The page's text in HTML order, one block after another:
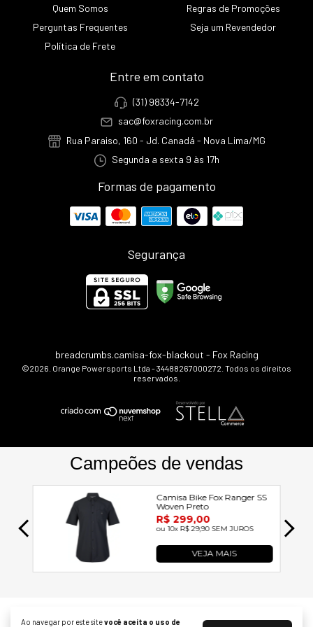
Ao navegar por este sitevocê aceita o uso de
Quem Somos
Perguntas Frequentes
Política de Frete
Regras de Promoções
Seja um Revendedor
Entre em contato
(31) 98334-7142
sac@foxracing.com.br
Rua Paraiso, 160 - Jd. Canadá - Nova Lima/MG
Segunda a sexta 9 às 17h
Formas de pagamento
Segurança
breadcrumbs.camisa-fox-blackout - Fox Racing
©2026. Orange Powersports Ltda - 34488267000272. Todos os direitos
reservados.